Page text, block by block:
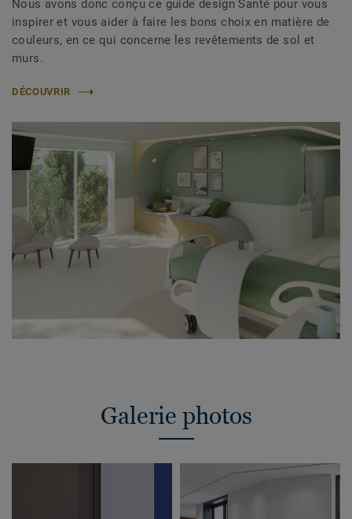
Nous avons donc conçu ce guide design Santé pour vous
inspirer et vous aider à faire les bons choix en matière de
couleurs, en ce qui concerne les revêtements de sol et
murs.
DÉCOUVRIR
Galerie photos